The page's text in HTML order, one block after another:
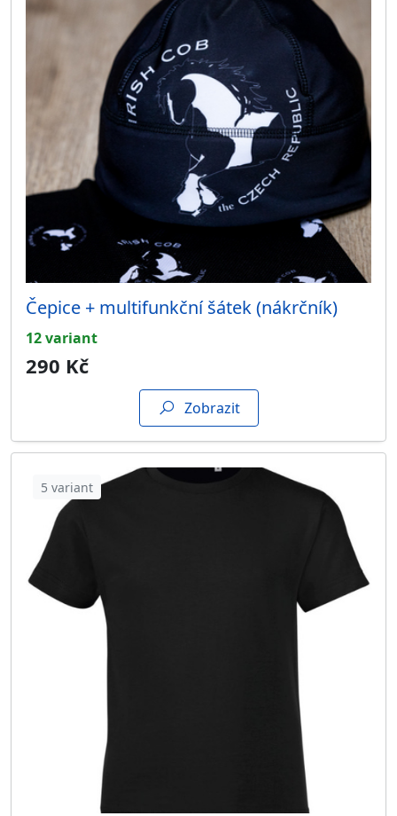
Čepice + multifunkční šátek (nákrčník)
12 variant
290 Kč
Zobrazit
5 variant